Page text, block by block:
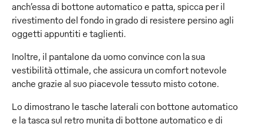
anch’essa di bottone automatico e patta, spicca per il
rivestimento del fondo in grado di resistere persino agli
oggetti appuntiti e taglienti.
Inoltre, il pantalone da uomo convince con la sua
vestibilità ottimale, che assicura un comfort notevole
anche grazie al suo piacevole tessuto misto cotone.
Lo dimostrano le tasche laterali con bottone automatico
e la tasca sul retro munita di bottone automatico e di